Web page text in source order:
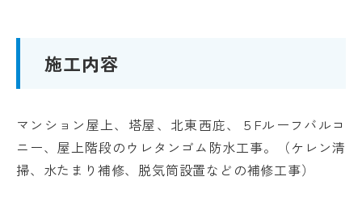
施工内容
マンション屋上、塔屋、北東西庇、５ Fルーフバルコ
ニー、屋上階段のウレタンゴム防水工事。（ケレン清
掃、水たまり補修、脱気筒設置などの補修工事）